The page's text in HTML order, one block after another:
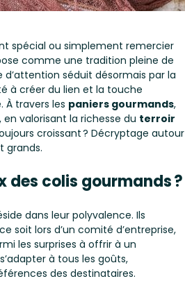
spécial ou simplement remercier
comme une tradition pleine de
d’attention séduit désormais par la
à créer du lien et la touche
travers les paniers gourmands,
valorisant la richesse du terroir
croissant ? Décryptage autour
grands.
des colis gourmands ?
dans leur polyvalence. Ils
soit lors d’un comité d’entreprise,
les surprises à offrir à un
à tous les goûts,
des destinataires.